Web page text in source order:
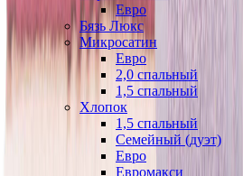
Евро
Бязь Люкс
Микросатин
Евро
2,0 спальный
1,5 спальный
Хлопок
1,5 спальный
Семейный (дуэт)
Евро
Евромакси